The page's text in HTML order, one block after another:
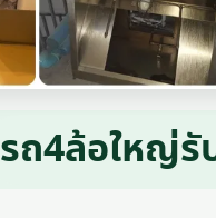
รถ4ล้อใหญ่รั